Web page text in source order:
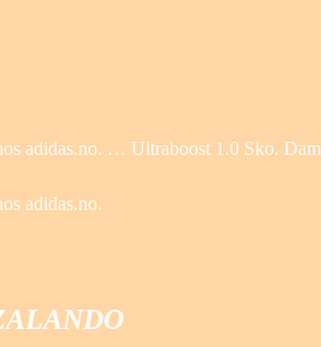
adidas.no. … Ultraboost 1.0 Sko.
adidas.no.